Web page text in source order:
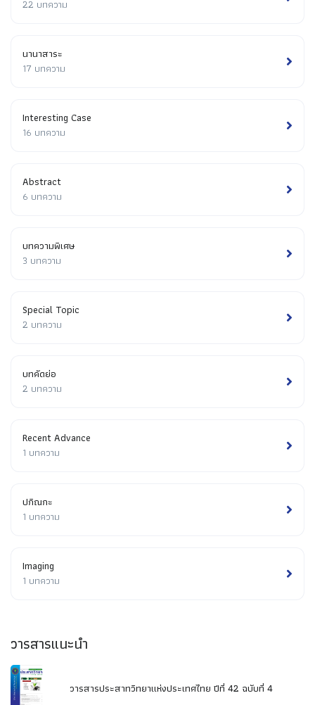
22 บทความ
นานาสาระ
17 บทความ
Interesting Case
16 บทความ
Abstract
6 บทความ
บทความพิเศษ
3 บทความ
Special Topic
2 บทความ
บทคัดย่อ
2 บทความ
Recent Advance
1 บทความ
ปกิณกะ
1 บทความ
Imaging
1 บทความ
วารสารแนะนำ
วารสารประสาทวิทยาแห่งประเทศไทย ปีที่ 42 ฉบับที่ 4